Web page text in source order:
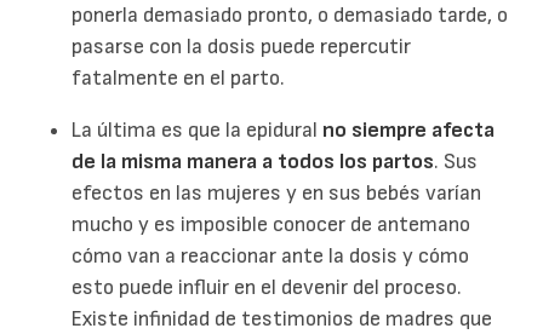
ponerla demasiado pronto, o demasiado tarde, o
pasarse con la dosis puede repercutir
fatalmente en el parto.
La última es que la epidural no siempre afecta
de la misma manera a todos los partos. Sus
efectos en las mujeres y en sus bebés varían
mucho y es imposible conocer de antemano
cómo van a reaccionar ante la dosis y cómo
esto puede influir en el devenir del proceso.
Existe infinidad de testimonios de madres que